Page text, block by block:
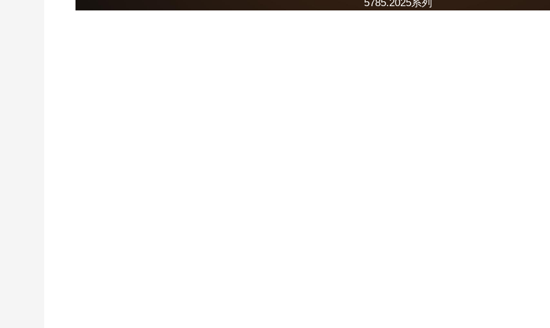
5785.2025系列